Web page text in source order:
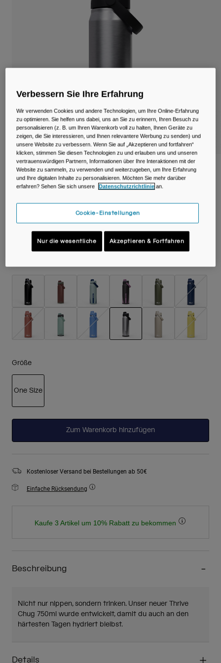
Becher & Travel Mugs
Zubehör
Alle kaufen
Thrive™ Chug 750ml Flasche, isolierter
Edelstahl
Artikelnr.38259-D49-OS
44,99 €
Größe
One Size
Zum Warenkorb hinzufügen
Kostenloser Versand bei Bestellungen ab 50€
Einfache Rücksendung
Kaufe 3 Artikel um 10% Rabatt zu bekommen
Beschreibung
Nicht nur nippen, sondern trinken. Unser neuer Thrive
Chug 750ml wurde entwickelt, damit du auch an den
härtesten Tagen hydriert bleibst.
Details
Verbessern Sie Ihre Erfahrung
Wir verwenden Cookies und andere Technologien, um Ihre Online-Erfahrung
zu optimieren. Sie helfen uns dabei, uns an Sie zu erinnern, Ihren Besuch zu
personalisieren (z. B. um Ihren Warenkorb voll zu halten, Ihnen Geräte zu
zeigen, die Sie interessieren, und Ihnen relevantere Werbung zu senden) und
unsere Website zu verbessern. Wenn Sie auf „Akzeptieren und fortfahren“
klicken, stimmen Sie diesen Technologien zu und erlauben uns und unseren
vertrauenswürdigen Partnern, Informationen über Ihre Interaktionen mit der
Website zu sammeln, zu verwenden und weiterzugeben, um Ihre Erfahrung
und Ihre digitalen Inhalte zu personalisieren. Möchten Sie mehr darüber
erfahren? Sehen Sie sich unsere
Datenschutzrichtlinie an.
Cookie-Einstellungen
Nur die wesentliche Akzeptieren & Fortfahren